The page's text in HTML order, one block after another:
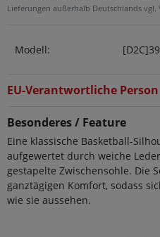
Lieferungen außerhalb Deutschlands vgl.
Modell:
EU-Verantwortliche Person
Besonderes / Feature
Eine klassische Basketball-
aufgewertet durch weiche
gestapelte Zwischensohle. Die
ganztägigen Komfort, sodass
wie sie aussehen.